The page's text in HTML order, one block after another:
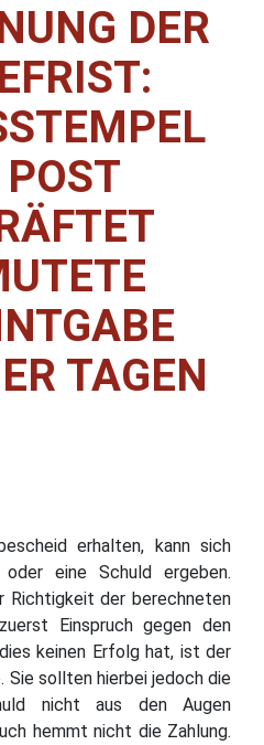
DER
POST
TAGEN
erhalten, kann sich
eine Schuld ergeben.
Richtigkeit der berechneten
Einspruch gegen den
keinen Erfolg hat, ist der
sollten hierbei jedoch die
nicht aus den Augen
hemmt nicht die Zahlung.